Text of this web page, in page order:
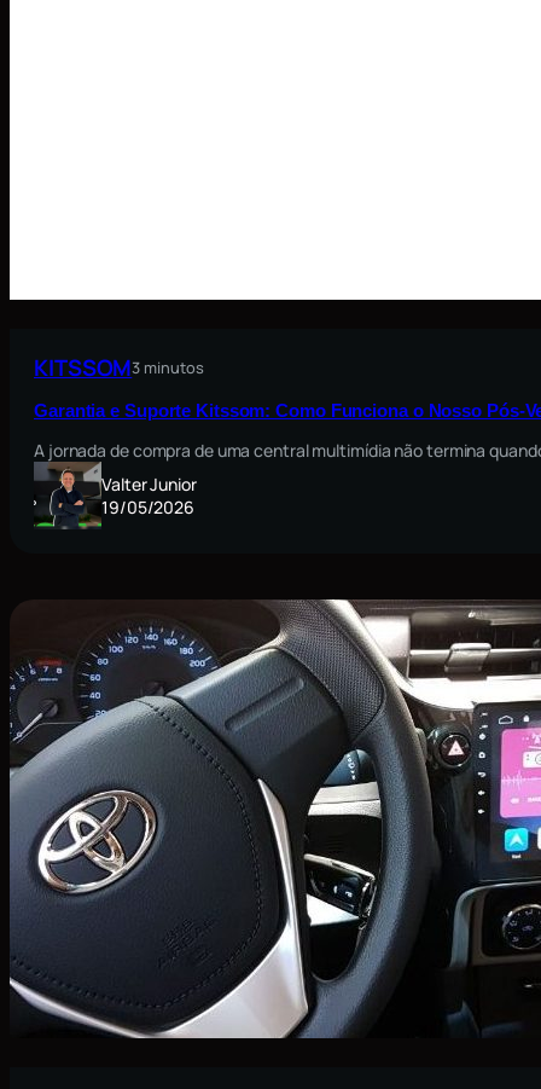
KITSSOM3 minutos
Garantia e Suporte Kitssom: Como Funciona o Nosso Pós-
A jornada de compra de uma central multimídia não termina
Valter Junior
19/05/2026